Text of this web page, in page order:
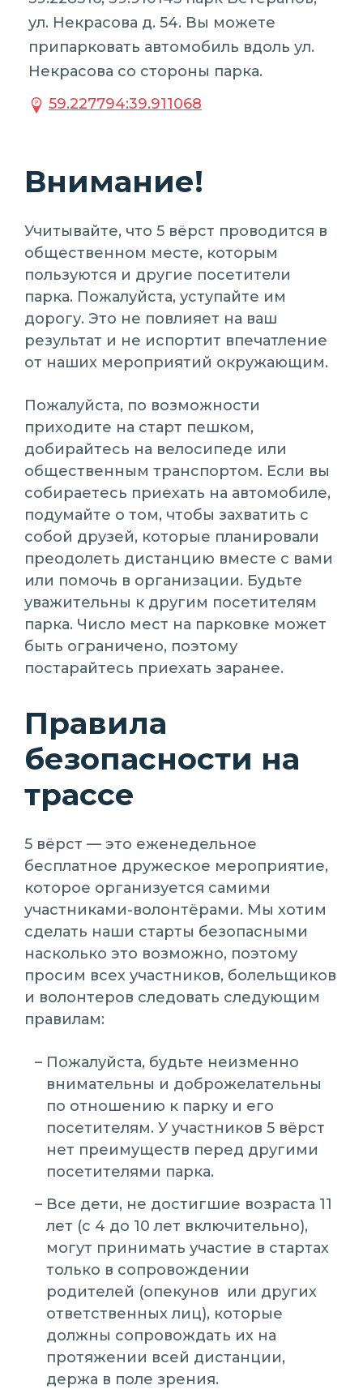
ул. Некрасова д. 54. Вы можете
припарковать автомобиль вдоль ул.
Некрасова со стороны парка.
59.227794:39.911068
Внимание!
Учитывайте, что 5 вёрст проводится в
общественном месте, которым
пользуются и другие посетители
парка. Пожалуйста, уступайте им
дорогу. Это не повлияет на ваш
результат и не испортит впечатление
от наших мероприятий окружающим.
Пожалуйста, по возможности
приходите на старт пешком,
добирайтесь на велосипеде или
общественным транспортом. Если вы
собираетесь приехать на автомобиле,
подумайте о том, чтобы захватить с
собой друзей, которые планировали
преодолеть дистанцию вместе с вами
или помочь в организации. Будьте
уважительны к другим посетителям
парка. Число мест на парковке может
быть ограничено, поэтому
постарайтесь приехать заранее.
Правила
безопасности на
трассе
5 вёрст — это еженедельное
бесплатное дружеское мероприятие,
которое организуется самими
участниками-волонтёрами. Мы хотим
сделать наши старты безопасными
насколько это возможно, поэтому
просим всех участников, болельщиков
и волонтеров следовать следующим
правилам:
Пожалуйста, будьте неизменно
внимательны и доброжелательны
по отношению к парку и его
посетителям. У участников 5 вёрст
нет преимуществ перед другими
посетителями парка.
Все дети, не достигшие возраста 11
лет (с 4 до 10 лет включительно),
могут принимать участие в стартах
только в сопровождении
родителей (опекунов или других
ответственных лиц), которые
должны сопровождать их на
протяжении всей дистанции,
держа в поле зрения.